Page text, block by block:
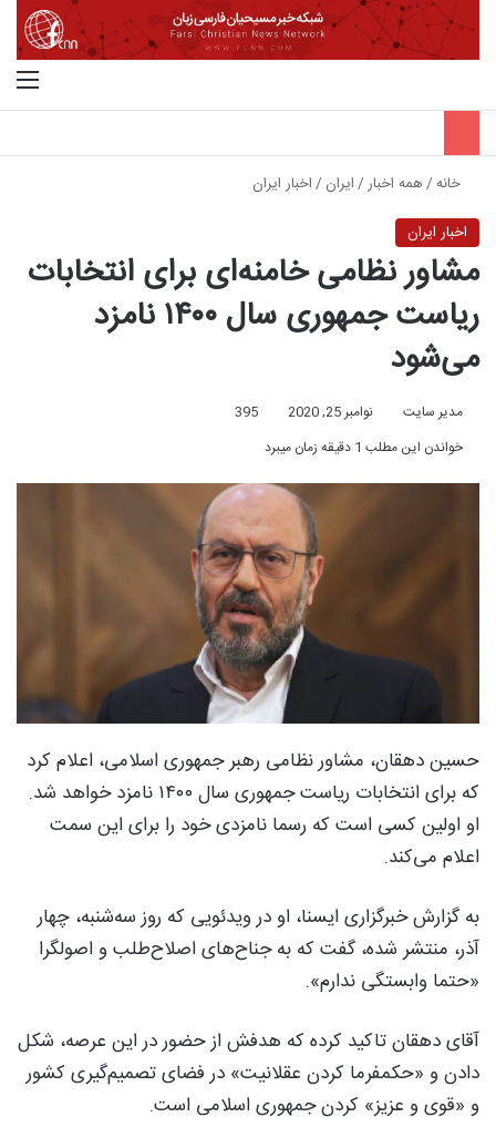
خانه/همه اخبار/ایران /اخبار ایران
اخبار ایران
مشاور نظامی خامنه‌ای برای انتخابات
ریاست ‌جمهوری سال ۱۴۰۰ نامزد
می‌شود
مدیر سایت نوامبر 25, 2020
395
خواندن این مطلب 1 دقیقه زمان میبرد
حسین دهقان، مشاور نظامی رهبر جمهوری اسلامی، اعلام کرد
که برای انتخابات ریاست ‌جمهوری سال ۱۴۰۰ نامزد خواهد شد.
او اولین کسی است که رسما نامزدی خود را برای این سمت
اعلام می‌کند.
به گزارش خبرگزاری ایسنا، او در ویدئویی که روز سه‌شنبه، چهار
آذر، منتشر شده، گفت که به جناح‌های اصلاح‌طلب و اصولگرا
«حتما وابستگی ندارم».
آقای دهقان تاکید کرده که هدفش از حضور در این عرصه، شکل‌
دادن و «حکمفرما کردن عقلانیت» در فضای تصمیم‌گیری کشور
و «قوی‌ و عزیز» کردن جمهوری اسلامی است.